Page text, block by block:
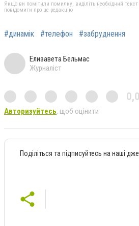
Якщо ви помітили помилку, виділіть необхідний
повідомити про це редакцію
#динамік #телефон #забруднення
Елизавета Бельмас
Журналіст
0,0
Авторизуйтесь, щоб оцінити
Поділіться та підписуйтесь на наші